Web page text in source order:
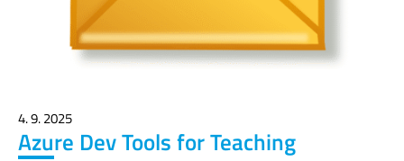
4. 9. 2025
Azure Dev Tools for Teaching